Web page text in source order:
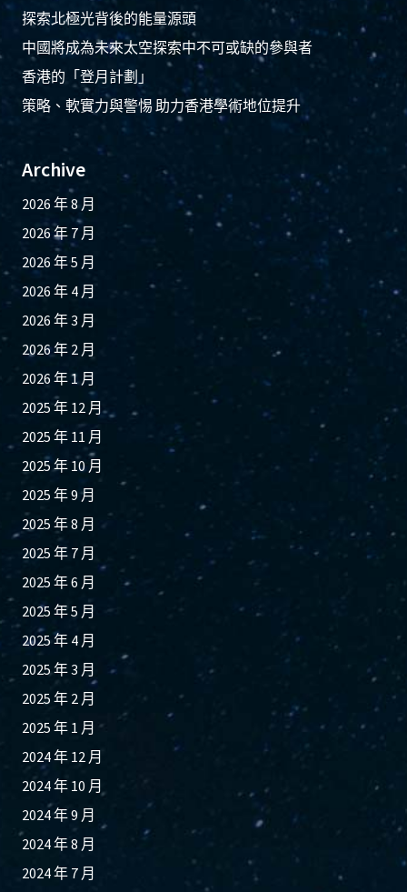
探索北極光背後的能量源頭
中國將成為未來太空探索中不可或缺的參與者
香港的「登月計劃」
策略、軟實力與警惕 助力香港學術地位提升
Archive
2026 年 8 月
2026 年 7 月
2026 年 5 月
2026 年 4 月
2026 年 3 月
2026 年 2 月
2026 年 1 月
2025 年 12 月
2025 年 11 月
2025 年 10 月
2025 年 9 月
2025 年 8 月
2025 年 7 月
2025 年 6 月
2025 年 5 月
2025 年 4 月
2025 年 3 月
2025 年 2 月
2025 年 1 月
2024 年 12 月
2024 年 10 月
2024 年 9 月
2024 年 8 月
2024 年 7 月